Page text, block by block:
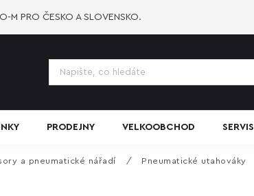
M PRO ČESKO A SLOVENSKO.
PRODEJNY VELKOOBCHOD SERVIS
a pneumatické nářadí / Pneumatické utahováky